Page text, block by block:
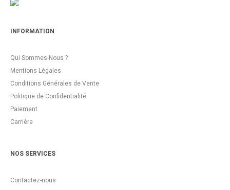
INFORMATION
Qui Sommes-Nous ?
Mentions Légales
Conditions Générales de Vente
Politique de Confidentialité
Paiement
Carrière
NOS SERVICES
Contactez-nous